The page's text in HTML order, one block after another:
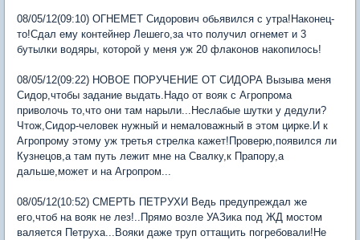
08/05/12(09:10) ОГНЕМЕТ Сидорович обьявился с утра!Наконец-
то!Сдал ему контейнер Лешего,за что получил огнемет и 3
бутылки водяры, которой у меня уж 20 флаконов накопилось!
08/05/12(09:22) НОВОЕ ПОРУЧЕНИЕ ОТ СИДОРА Вызыва меня
Сидор,чтобы задание выдать.Надо от вояк с Агропрома
приволочь то,что они там нарыли...Неслабые шутки у дедули?
Чтож,Сидор-человек нужный и немаловажный в этом цирке.И к
Агропрому этому уж третья стрелка кажет!Проверю,появился ли
Кузнецов,а там путь лежит мне на Свалку,к Прапору,а
дальше,может и на Агропром...
08/05/12(10:52) СМЕРТЬ ПЕТРУХИ Ведь предупреждал же
его,чтоб на вояк не лез!..Прямо возле УАЗика под ЖД мостом
валяется Петруха...Вояки даже труп оттащить погребовали!Не